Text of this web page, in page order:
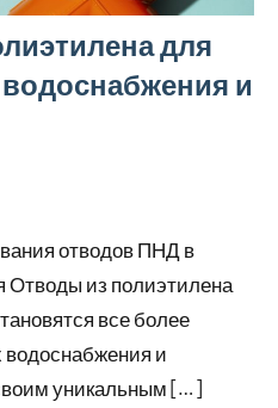
для
и
отводов ПНД в
Отводы из полиэтилена
все более
и
уникальным […]